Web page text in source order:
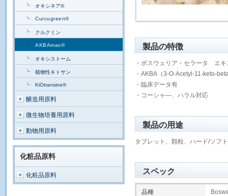
オキシネア®
Curcugreen®
クルクミン
AKBAmax®
オキシストーム
植物性キトサン
KiOtransine®
醸造用原料
微生物培養用原料
動物用原料
化粧品原料
化粧品原料
製品の特徴
・ボスウェリア・セラータ エ
・AKBA（3-O-Acetyl-11-keto-
・臨床データ有
・コーシャ―、ハラル対応
製品の用途
タブレット、顆粒、ハード/ソフ
スペック
品種